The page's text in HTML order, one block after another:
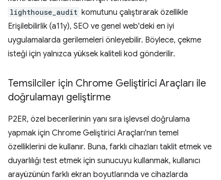
lighthouse_audit komutunu çalıştırarak özellikle
Erişilebilirlik (a11y), SEO ve genel web'deki en iyi
uygulamalarda gerilemeleri önleyebilir. Böylece, çekme
isteği için yalnızca yüksek kaliteli kod gönderilir.
Temsilciler için Chrome Geliştirici Araçları ile
doğrulamayı geliştirme
P2ER, özel becerilerinin yanı sıra işlevsel doğrulama
yapmak için Chrome Geliştirici Araçları'nın temel
özelliklerini de kullanır. Buna, farklı cihazları taklit etmek ve
duyarlılığı test etmek için sunucuyu kullanmak, kullanıcı
arayüzünün farklı ekran boyutlarında ve cihazlarda